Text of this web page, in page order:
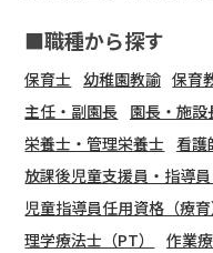
■職種から探す
保育士 幼稚園教諭 保育
主任・副園長 園長・施設
栄養士・管理栄養士 看護
放課後児童支援員・指導員
児童指導員任用資格（療育
理学療法士（PT）
作業